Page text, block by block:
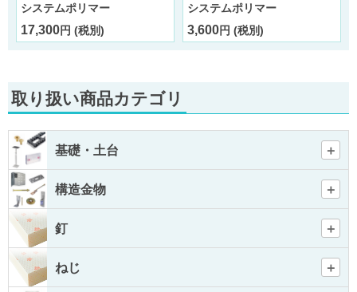
システムポリマー
17,300円 (税別)
システムポリマー
3,600円 (税別)
取り扱い商品カテゴリ
基礎・土台
構造金物
釘
ねじ